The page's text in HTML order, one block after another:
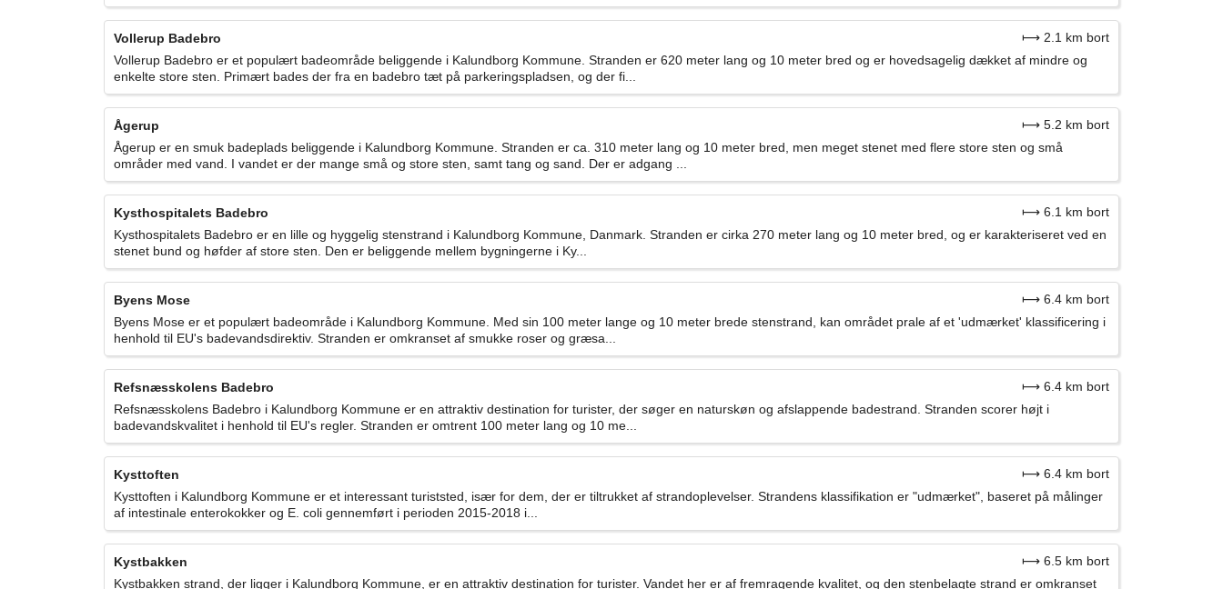
Vollerup Badebro
⟼ 2.1 km bort
Vollerup Badebro er et populært badeområde beliggende i Kalundborg Kommune. Stranden er 620 meter lang og 10 meter bred og er hovedsagelig dækket af mindre og
enkelte store sten. Primært bades der fra en badebro tæt på parkeringspladsen, og der fi...
Ågerup
⟼ 5.2 km bort
Ågerup er en smuk badeplads beliggende i Kalundborg Kommune. Stranden er ca. 310 meter lang og 10 meter bred, men meget stenet med flere store sten og små
områder med vand. I vandet er der mange små og store sten, samt tang og sand. Der er adgang ...
Kysthospitalets Badebro
⟼ 6.1 km bort
Kysthospitalets Badebro er en lille og hyggelig stenstrand i Kalundborg Kommune, Danmark. Stranden er cirka 270 meter lang og 10 meter bred, og er karakteriseret ved en
stenet bund og høfder af store sten. Den er beliggende mellem bygningerne i Ky...
Byens Mose
⟼ 6.4 km bort
Byens Mose er et populært badeområde i Kalundborg Kommune. Med sin 100 meter lange og 10 meter brede stenstrand, kan området prale af et 'udmærket' klassificering i
henhold til EU's badevandsdirektiv. Stranden er omkranset af smukke roser og græsa...
Refsnæsskolens Badebro
⟼ 6.4 km bort
Refsnæsskolens Badebro i Kalundborg Kommune er en attraktiv destination for turister, der søger en naturskøn og afslappende badestrand. Stranden scorer højt i
badevandskvalitet i henhold til EU's regler. Stranden er omtrent 100 meter lang og 10 me...
Kysttoften
⟼ 6.4 km bort
Kysttoften i Kalundborg Kommune er et interessant turiststed, især for dem, der er tiltrukket af strandoplevelser. Strandens klassifikation er "udmærket", baseret på målinger
af intestinale enterokokker og E. coli gennemført i perioden 2015-2018 i...
Kystbakken
⟼ 6.5 km bort
Kystbakken strand, der ligger i Kalundborg Kommune, er en attraktiv destination for turister. Vandet her er af fremragende kvalitet, og den stenbelagte strand er omkranset